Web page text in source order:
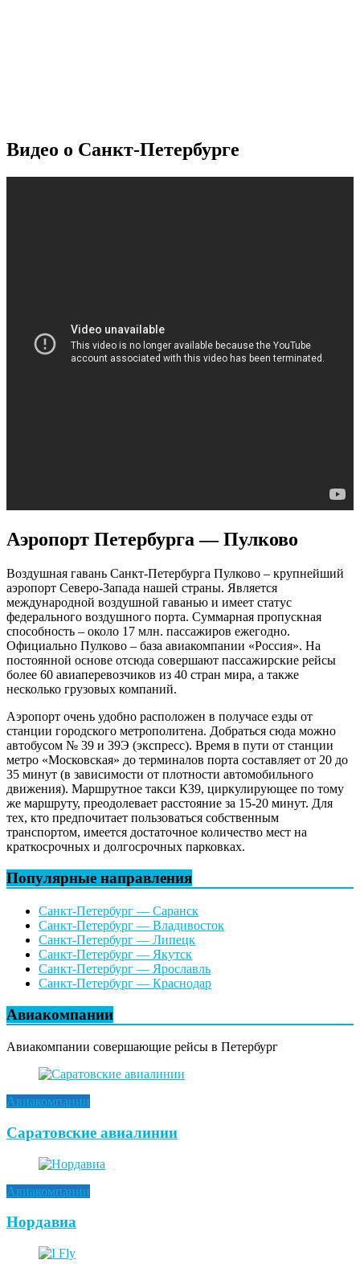
Видео о Санкт-Петербурге
Аэропорт Петербурга — Пулково
Воздушная гавань Санкт-Петербурга Пулково – крупнейший
аэропорт Северо-Запада нашей страны. Является
международной воздушной гаванью и имеет статус
федерального воздушного порта. Суммарная пропускная
способность – около 17 млн. пассажиров ежегодно.
Официально Пулково – база авиакомпании «Россия». На
постоянной основе отсюда совершают пассажирские рейсы
более 60 авиаперевозчиков из 40 стран мира, а также
несколько грузовых компаний.
Аэропорт очень удобно расположен в получасе езды от
станции городского метрополитена. Добраться сюда можно
автобусом № 39 и 39Э (экспресс). Время в пути от станции
метро «Московская» до терминалов порта составляет от 20 до
35 минут (в зависимости от плотности автомобильного
движения). Маршрутное такси К39, циркулирующее по тому
же маршруту, преодолевает расстояние за 15-20 минут. Для
тех, кто предпочитает пользоваться собственным
транспортом, имеется достаточное количество мест на
краткосрочных и долгосрочных парковках.
Популярные направления
Санкт-Петербург — Саранск
Санкт-Петербург — Владивосток
Санкт-Петербург — Липецк
Санкт-Петербург — Якутск
Санкт-Петербург — Ярославль
Санкт-Петербург — Краснодар
Авиакомпании
Авиакомпании совершающие рейсы в Петербург
Авиакомпании
Саратовские авиалинии
Авиакомпании
Нордавиа